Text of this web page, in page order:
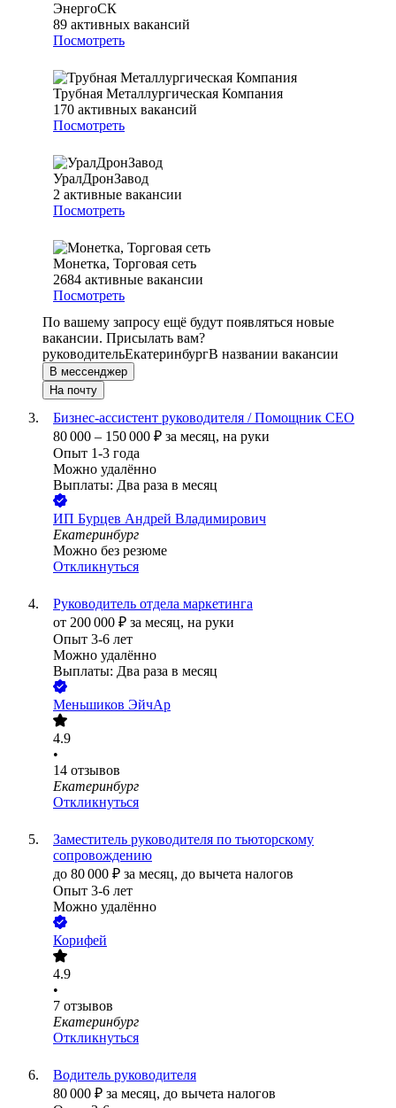
ЭнергоСК
89 активных вакансий
Посмотреть
Трубная Металлургическая Компания
170 активных вакансий
Посмотреть
УралДронЗавод
2 активные вакансии
Посмотреть
Монетка, Торговая сеть
2684 активные вакансии
Посмотреть
По вашему запросу ещё будут появляться новые
вакансии. Присылать вам?
руководительЕкатеринбургВ названии вакансии
В мессенджер
На почту
Бизнес-ассистент руководителя / Помощник СЕО
80 000 – 150 000 ₽ за месяц, на руки
Опыт 1-3 года
Можно удалённо
Выплаты: Два раза в месяц
ИП Бурцев Андрей Владимирович
Екатеринбург
Можно без резюме
Откликнуться
Руководитель отдела маркетинга
от 200 000 ₽ за месяц, на руки
Опыт 3-6 лет
Можно удалённо
Выплаты: Два раза в месяц
Меньшиков ЭйчАр
4.9
•
14 отзывов
Екатеринбург
Откликнуться
Заместитель руководителя по тьюторскому
сопровождению
до 80 000 ₽ за месяц, до вычета налогов
Опыт 3-6 лет
Можно удалённо
Корифей
4.9
•
7 отзывов
Екатеринбург
Откликнуться
Водитель руководителя
80 000 ₽ за месяц, до вычета налогов